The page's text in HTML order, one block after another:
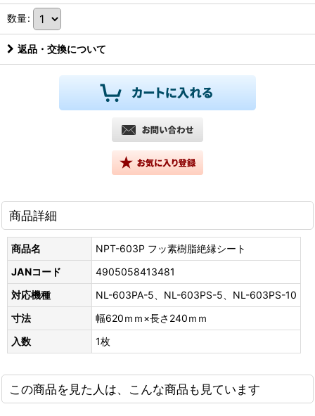
数量:
返品・交換について
商品詳細
商品名
NPT-603P フッ素樹脂絶縁シート
JANコード
4905058413481
対応機種
NL-603PA-5、NL-603PS-5、NL-603PS-10
寸法
幅620ｍｍ×長さ240ｍｍ
入数
1枚
この商品を見た人は、こんな商品も見ています